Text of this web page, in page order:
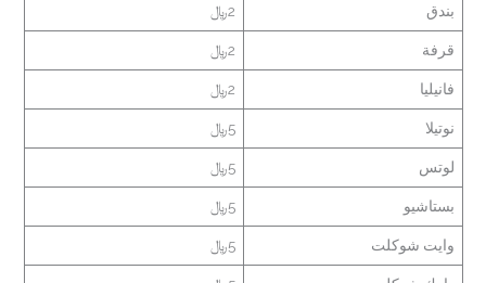
بندق 2﷼
قرفة 2﷼
فانيليا 2﷼
نوتيلا 5﷼
لوتس 5﷼
بستاشيو 5﷼
وايت شوكلت 5﷼